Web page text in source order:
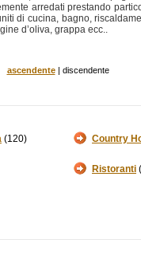
arredati prestando
di cucina, bagno,
d’oliva, grappa ecc..
ascendente| discendente
(120) Country
Ristoranti